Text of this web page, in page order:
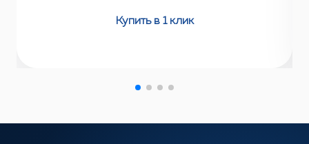
Купить в 1 клик